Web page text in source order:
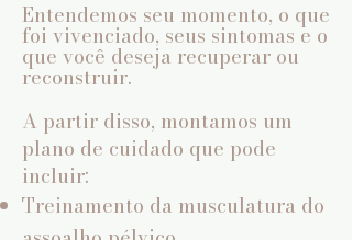
Entendemos seu momento, o que
foi vivenciado, seus sintomas e o
que você deseja recuperar ou
reconstruir.
A partir disso, montamos um
plano de cuidado que pode
incluir:
Treinamento da musculatura do